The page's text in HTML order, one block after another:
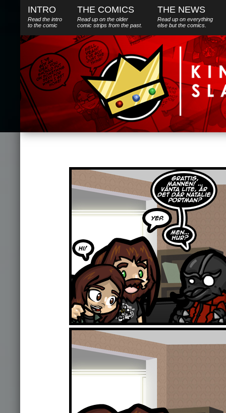
INTRO
Read the intro
to the comic
THE COMICS
Read up on the older
comic strips from the past.
THE NEWS
Read up on everything
else butthe comics.